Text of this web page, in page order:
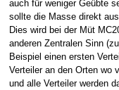
auch für weniger Geübte
sollte die Masse direkt
Dies wird bei der Müt
anderen Zentralen Sinn
Beispiel einen ersten
Verteiler an den Orten wo
und alle Verteiler werden